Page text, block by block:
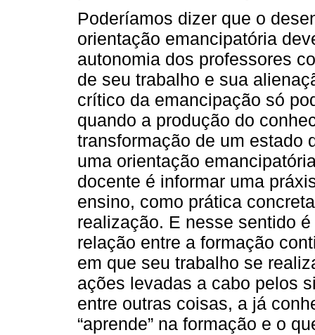
Poderíamos dizer que o
orientação emancipatória
autonomia dos professores
de seu trabalho e sua
crítico da emancipação só
quando a produção do
transformação de um estado
uma orientação
docente é informar uma
ensino, como prática
realização. E nesse sentido
relação entre a formação
em que seu trabalho se
ações levadas a cabo pelos
entre outras coisas, a já
“aprende” na formação e o